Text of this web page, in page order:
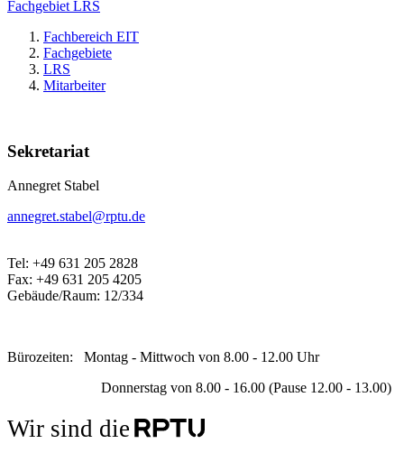
Fachgebiet LRS
Fachbereich EIT
Fachgebiete
LRS
Mitarbeiter
Sekretariat
Annegret Stabel
annegret.stabel@rptu.de
Tel: +49 631 205 2828
Fax: +49 631 205 4205
Gebäude/Raum: 12/334
Bürozeiten: Montag - Mittwoch von 8.00 - 12.00 Uhr
Donnerstag von 8.00 - 16.00 (Pause 12.00 - 13.00)
Wir sind die